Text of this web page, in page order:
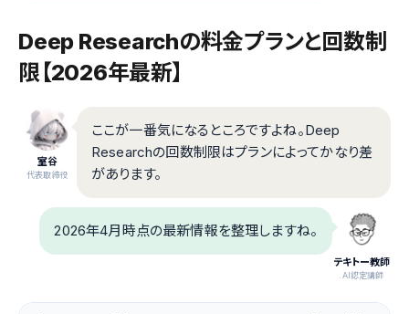
Deep Researchの料金プランと回数制
限【2026年最新】
室谷
代表取締役
ここが一番気になるところですよね。Deep
Researchの回数制限はプランによってかなり差
があります。
テキトー教師
.AI認定講師
2026年4月時点の最新情報を整理しますね。